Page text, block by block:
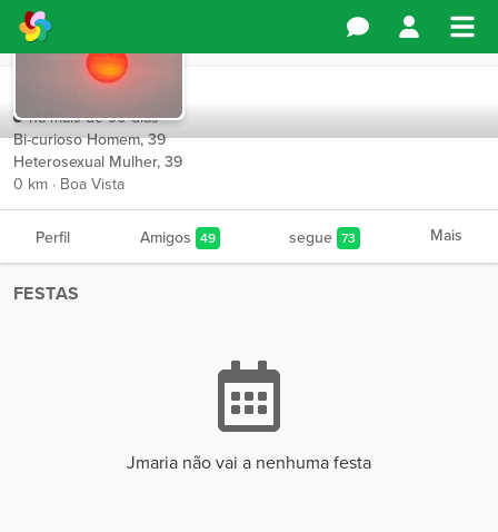
Jmaria
há mais de 90 dias
Bi-curioso Homem, 39
Heterosexual Mulher, 39
0 km · Boa Vista
Perfil Amigos 49 segue 73 Mais
FESTAS
Jmaria não vai a nenhuma festa